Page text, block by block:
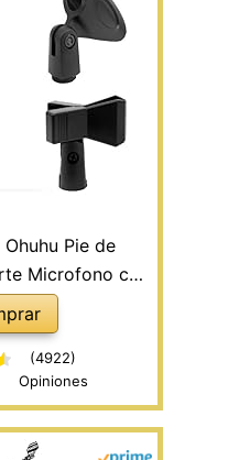
Pie de
Microfono con
Doble, Soporte
con
Ultraligero para
Fácilmente
(4922)
Opiniones